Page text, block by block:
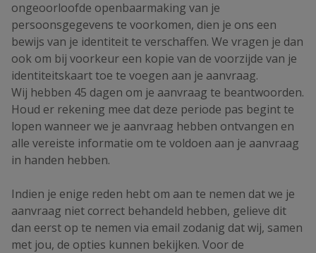
ongeoorloofde openbaarmaking van je
persoonsgegevens te voorkomen, dien je ons een
bewijs van je identiteit te verschaffen. We vragen je dan
ook om bij voorkeur een kopie van de voorzijde van je
identiteitskaart toe te voegen aan je aanvraag.
Wij hebben 45 dagen om je aanvraag te beantwoorden.
Houd er rekening mee dat deze periode pas begint te
lopen wanneer we je aanvraag hebben ontvangen en
alle vereiste informatie om te voldoen aan je aanvraag
in handen hebben.
Indien je enige reden hebt om aan te nemen dat we je
aanvraag niet correct behandeld hebben, gelieve dit
dan eerst op te nemen via email zodanig dat wij, samen
met jou, de opties kunnen bekijken. Voor de